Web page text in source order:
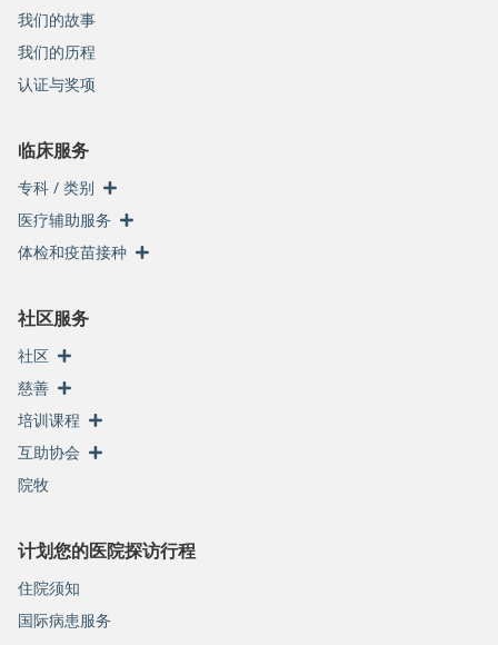
我们的故事
我们的历程
认证与奖项
临床服务
专科 / 类别
医疗辅助服务
体检和疫苗接种
社区服务
社区
慈善
培训课程
互助协会
院牧
计划您的医院探访行程
住院须知
国际病患服务